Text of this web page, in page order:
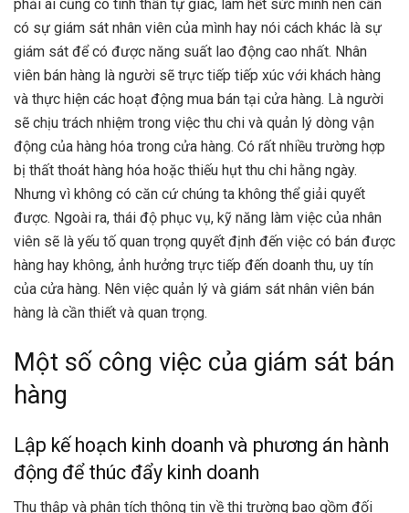
phải ai cũng có tinh thần tự giác, làm hết sức mình nên cần
có sự giám sát nhân viên của mình hay nói cách khác là sự
giám sát để có được năng suất lao động cao nhất. Nhân
viên bán hàng là người sẽ trực tiếp tiếp xúc với khách hàng
và thực hiện các hoạt động mua bán tại cửa hàng. Là người
sẽ chịu trách nhiệm trong việc thu chi và quản lý dòng vận
động của hàng hóa trong cửa hàng. Có rất nhiều trường hợp
bị thất thoát hàng hóa hoặc thiếu hụt thu chi hằng ngày.
Nhưng vì không có căn cứ chúng ta không thể giải quyết
được. Ngoài ra, thái độ phục vụ, kỹ năng làm việc của nhân
viên sẽ là yếu tố quan trọng quyết định đến việc có bán được
hàng hay không, ảnh hưởng trực tiếp đến doanh thu, uy tín
của cửa hàng. Nên việc quản lý và giám sát nhân viên bán
hàng là cần thiết và quan trọng.
Một số công việc của giám sát bán
hàng
Lập kế hoạch kinh doanh và phương án hành
động để thúc đẩy kinh doanh
Thu thập và phân tích thông tin về thị trường bao gồm đối